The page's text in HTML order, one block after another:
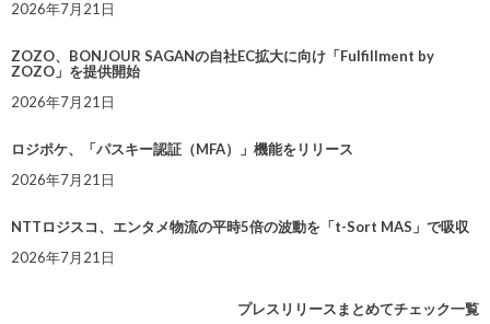
2026年7月21日
ZOZO、BONJOUR SAGANの自社EC拡大に向け「Fulfillment by
ZOZO」を提供開始
2026年7月21日
ロジポケ、「パスキー認証（MFA）」機能をリリース
2026年7月21日
NTTロジスコ、エンタメ物流の平時5倍の波動を「t-Sort MAS」で吸収
2026年7月21日
プレスリリースまとめてチェック一覧